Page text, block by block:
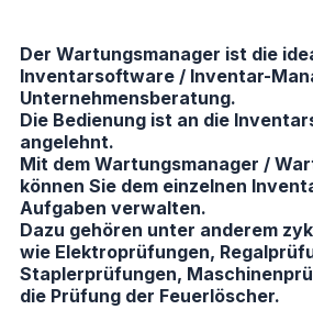
Der Wartungsmanager ist die
Inventarsoftware / Inventar-
Unternehmensberatung.
Die Bedienung ist an die
angelehnt.
Mit dem Wartungsmanager /
können Sie dem einzelnen
Aufgaben verwalten.
Dazu gehören unter anderem
wie Elektroprüfungen,
Staplerprüfungen,
die Prüfung der Feuerlöscher.